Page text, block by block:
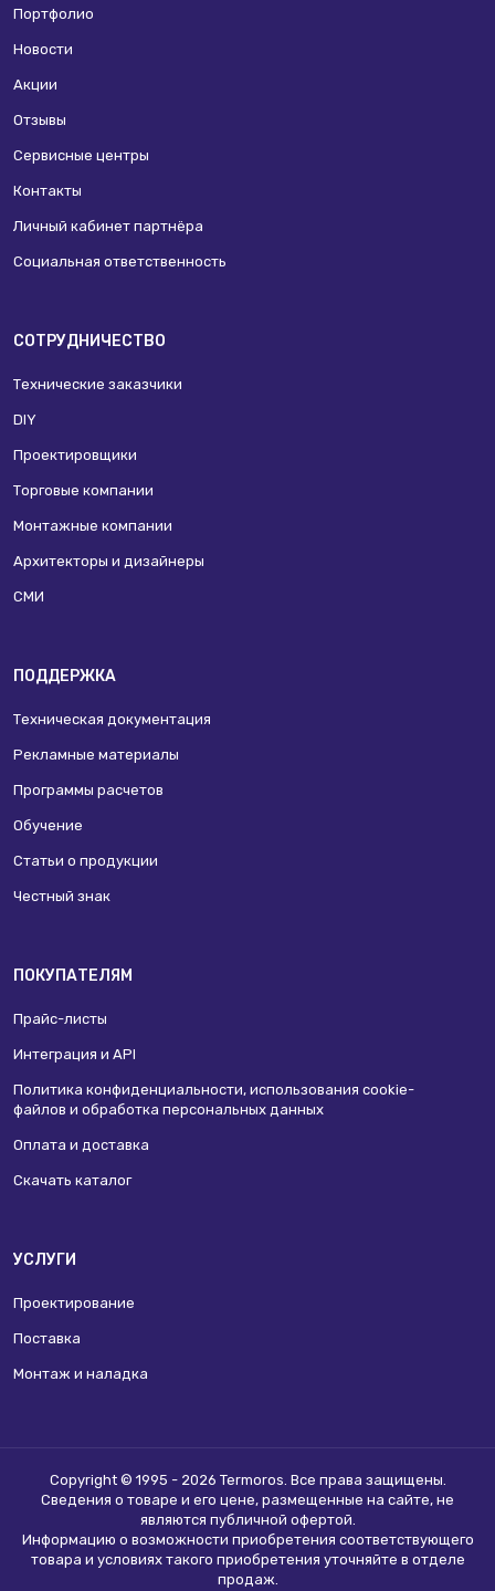
Портфолио
Новости
Акции
Отзывы
Сервисные центры
Контакты
Личный кабинет партнёра
Социальная ответственность
СОТРУДНИЧЕСТВО
Технические заказчики
DIY
Проектировщики
Торговые компании
Монтажные компании
Архитекторы и дизайнеры
СМИ
ПОДДЕРЖКА
Техническая документация
Рекламные материалы
Программы расчетов
Обучение
Статьи о продукции
Честный знак
ПОКУПАТЕЛЯМ
Прайс-листы
Интеграция и API
Политика конфиденциальности, использования сookie-
файлов и обработка персональных данных
Оплата и доставка
Скачать каталог
УСЛУГИ
Проектирование
Поставка
Монтаж и наладка
Copyright © 1995 - 2026 Termoros. Все права защищены.
Сведения о товаре и его цене, размещенные на сайте, не
являются публичной офертой.
Информацию о возможности приобретения соответствующего
товара и условиях такого приобретения уточняйте в отделе
продаж.